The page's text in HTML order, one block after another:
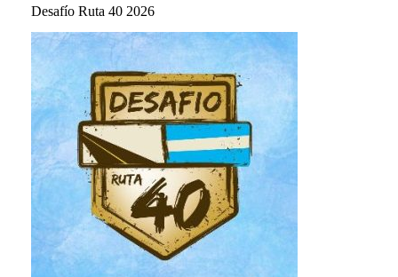
Desafío Ruta 40 2026